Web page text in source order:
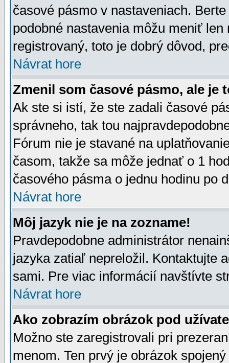
časové pásmo v nastaveniach.
podobné nastavenia môžu meniť
registrovaný, toto je dobrý dôvod,
Návrat hore
Zmenil som časové pásmo, ale je
Ak ste si istí, že ste zadali časové
správneho, tak tou
Fórum nie je stavané na
časom, takže sa môže jednať o 1
časového pásma o jednu hodinu po
Návrat hore
Môj jazyk nie je na zozname!
Pravdepodobne administrátor
jazyka zatiaľ nepreložil. Kontaktujte
sami. Pre viac informácií navštívte
Návrat hore
Ako zobrazím obrázok pod
Možno ste zaregistrovali pri
menom. Ten prvý je obrázok